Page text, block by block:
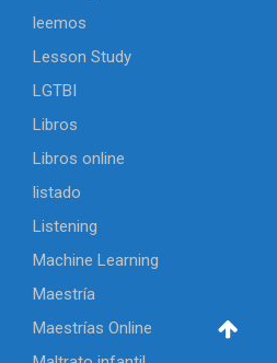
leemos
Lesson Study
LGTBI
Libros
Libros online
listado
Listening
Machine Learning
Maestría
Maestrías Online